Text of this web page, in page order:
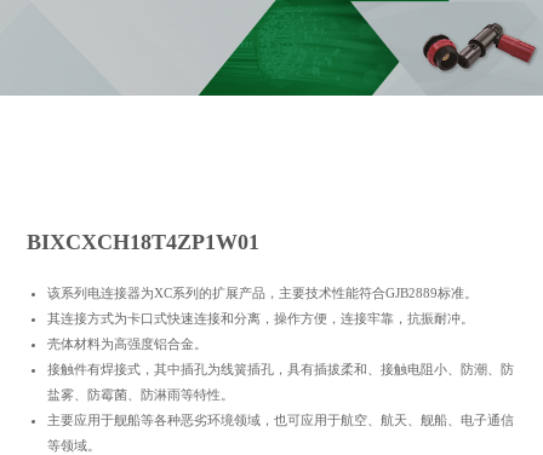
BIXCXCH18T4ZP1W01
该系列电连接器为XC系列的扩展产品，主要技术性能符合GJB2889标准。
其连接方式为卡口式快速连接和分离，操作方便，连接牢靠，抗振耐冲。
壳体材料为高强度铝合金。
接触件有焊接式，其中插孔为线簧插孔，具有插拔柔和、接触电阻小、防潮、防
盐雾、防霉菌、防淋雨等特性。
主要应用于舰船等各种恶劣环境领域，也可应用于航空、航天、舰船、电子通信
等领域。